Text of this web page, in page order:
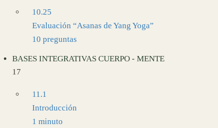
10.25
Evaluación “Asanas de Yang Yoga”
10 preguntas
BASES INTEGRATIVAS CUERPO - MENTE
17
11.1
Introducción
1 minuto